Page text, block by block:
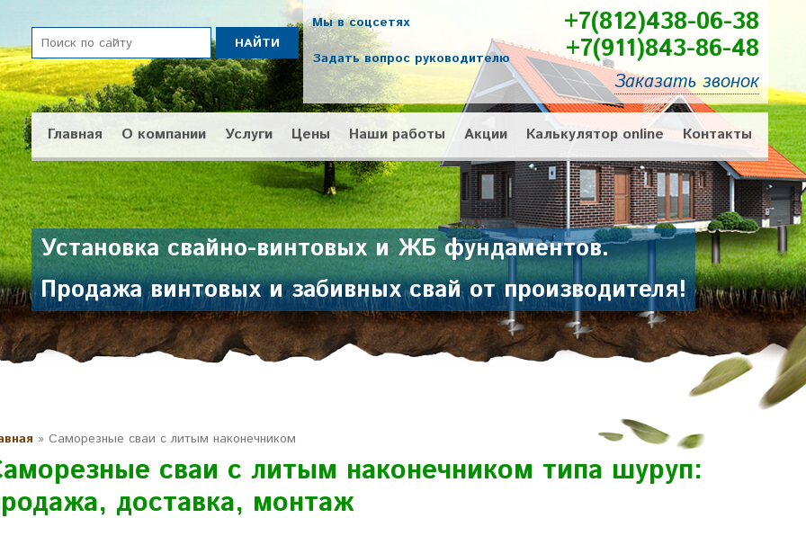
+7(812)438-06-38
+7(911)843-86-48
Заказать звонок
Мы в соцсетях
Задать вопрос руководителю
Главная О компании Услуги Цены Наши работы Акции Калькулятор online Контакты
Установка свайно-винтовых и ЖБ фундаментов.
Продажа винтовых и забивных свай от производителя!
» Саморезные сваи с литым наконечником
сваи с литым наконечником типа шуруп:
доставка, монтаж